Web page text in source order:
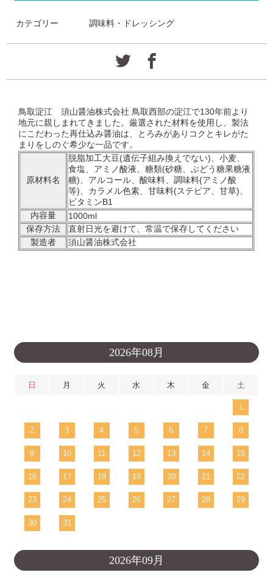
カテゴリー 調味料・ドレッシング
鳥取淀江 須山醤油株式会社 鳥取西部の淀江で130年前より
地元に親しまれてきました。厳選された材料を使用し、製法
にこだわった再仕込み醤油は、とろみがありコクとキレがた
まりをしのぐ希少な一品です。
原材料名
脱脂加工大豆(遺伝子組み換えでない)、小麦、
食塩、アミノ酸液、糖類(砂糖、ぶどう糖果糖液
糖)、アルコール、酸味料、調味料(アミノ酸
等)、カラメル色素、甘味料(ステビア、甘草)、
ビタミンB1
内容量
1000ml
保存方法
直射日光を避けて、常温で保存してください
製造者
須山醤油株式会社
2026年08月
日 月 火 水 木 金 土
1
2 3 4 5 6 7 8
9 10 11 12 13 14 15
16 17 18 19 20 21 22
23 24 25 26 27 28 29
30 31
2026年09月